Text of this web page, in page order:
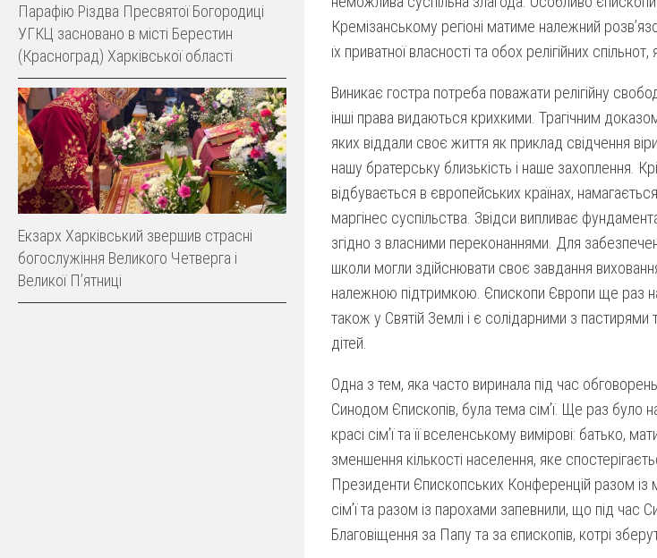
Кремізанському регіоні матиме належний
їх приватної власності та обох релігійних спільнот,
Виникає гостра потреба поважати релігійну
інші права видаються крихкими. Трагічним
яких віддали своє життя як приклад свідчення
нашу братерську близькість і наше захоплення.
відбувається в європейських країнах,
маргінес суспільства. Звідси випливає
згідно з власними переконаннями. Для
школи могли здійснювати своє завдання
належною підтримкою. Єпископи Європи ще раз
також у Святій Землі і є солідарними з пастирями
дітей.
Одна з тем, яка часто виринала під час
Синодом Єпископів, була тема сім’ї. Ще раз було
красі сім’ї та її вселенському вимірові: батько,
зменшення кількості населення, яке
Президенти Єпископських Конференцій разом із
сім’ї та разом із парохами запевнили, що під час
Благовіщення за Папу та за єпископів, котрі
Парафію Різдва Пресвятої Богородиці
УГКЦ засновано в місті Берестин
(Красноград) Харківської області
Екзарх Харківський звершив страсні
богослужіння Великого Четверга і
Великої Пʼятниці